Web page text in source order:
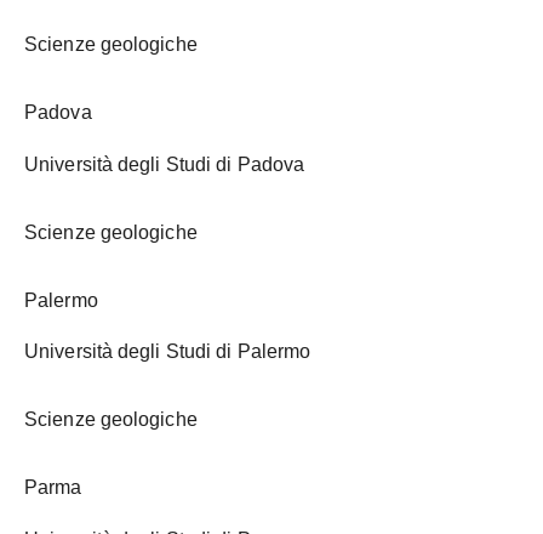
Scienze geologiche
Padova
Università degli Studi di Padova
Scienze geologiche
Palermo
Università degli Studi di Palermo
Scienze geologiche
Parma